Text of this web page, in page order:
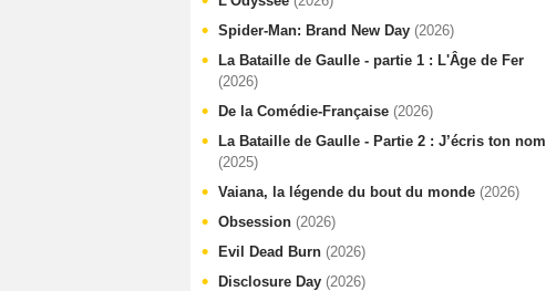
Spider-Man: Brand New Day (2026)
La Bataille de Gaulle - partie 1 : L'Âge de Fer
(2026)
De la Comédie-Française (2026)
La Bataille de Gaulle - Partie 2 : J’écris ton nom
(2025)
Vaiana, la légende du bout du monde (2026)
Obsession (2026)
Evil Dead Burn (2026)
Disclosure Day (2026)